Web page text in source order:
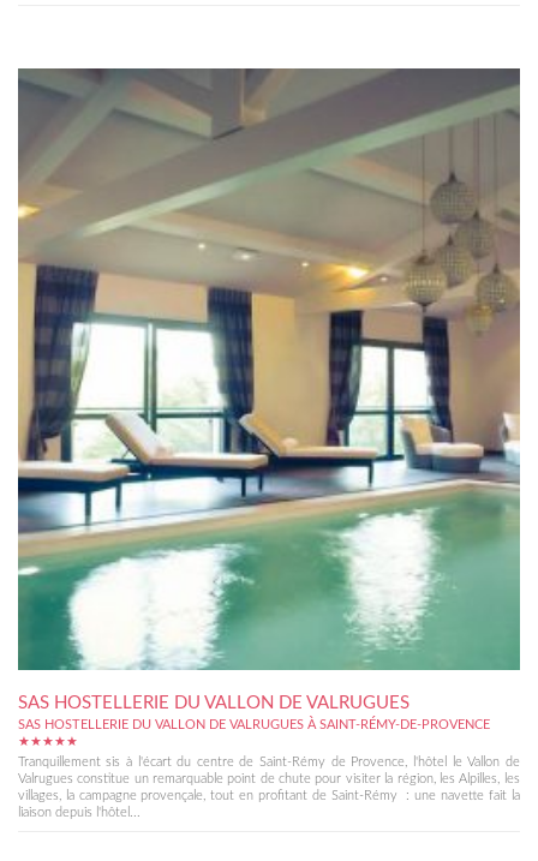
SAS HOSTELLERIE DU VALLON DE VALRUGUES
SAS HOSTELLERIE DU VALLON DE VALRUGUES À SAINT-RÉMY-DE-PROVENCE
★★★★★
Tranquillement sis à l'écart du centre de Saint-Rémy de Provence, l'hôtel le Vallon de
Valrugues constitue un remarquable point de chute pour visiter la région, les Alpilles, les
villages, la campagne provençale, tout en profitant de Saint-Rémy : une navette fait la
liaison depuis l'hôtel...